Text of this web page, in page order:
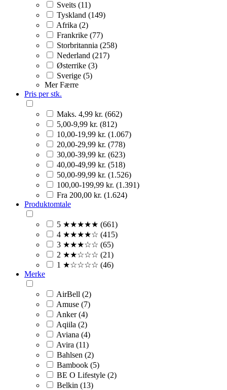
Sveits (11)
Tyskland (149)
Afrika (2)
Frankrike (77)
Storbritannia (258)
Nederland (217)
Østerrike (3)
Sverige (5)
Mer Færre
Pris per stk.
Maks. 4,99 kr. (662)
5,00-9,99 kr. (812)
10,00-19,99 kr. (1.067)
20,00-29,99 kr. (778)
30,00-39,99 kr. (623)
40,00-49,99 kr. (518)
50,00-99,99 kr. (1.526)
100,00-199,99 kr. (1.391)
Fra 200,00 kr. (1.624)
Produktomtale
5 ★★★★★ (661)
4 ★★★★☆ (415)
3 ★★★☆☆ (65)
2 ★★☆☆☆ (21)
1 ★☆☆☆☆ (46)
Merke
AirBell (2)
Amuse (7)
Anker (4)
Aqiila (2)
Aviana (4)
Avira (11)
Bahlsen (2)
Bambook (5)
BE O Lifestyle (2)
Belkin (13)